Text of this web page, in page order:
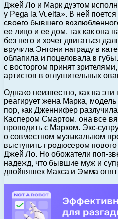
Джей Ло и Марк дуэтом
y Pega la Vuelta». В ней
своего бывшего
ее лицо и ее дом, так как она
без него и хочет двигаться
вручила Энтони награду в
облапила и поцеловала в
с восторгом принят
артистов в оглушительных
Однако неизвестно, как на
реагирует жена Марка,
пор, как Дженнифер
Каспером Смартом, она все
проводить с Марком. Экс-
о совместном музыкальном
выступить продюсером
Джей Ло. Но обожатели поп-
надежд, что бывшие муж и
двойняшек Макса и Эмма